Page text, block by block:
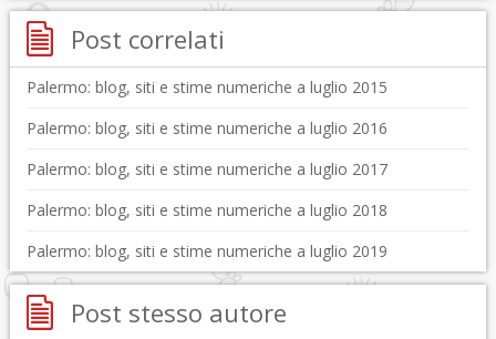
Post correlati
Palermo: blog, siti e stime numeriche a luglio 2015
Palermo: blog, siti e stime numeriche a luglio 2016
Palermo: blog, siti e stime numeriche a luglio 2017
Palermo: blog, siti e stime numeriche a luglio 2018
Palermo: blog, siti e stime numeriche a luglio 2019
Post stesso autore